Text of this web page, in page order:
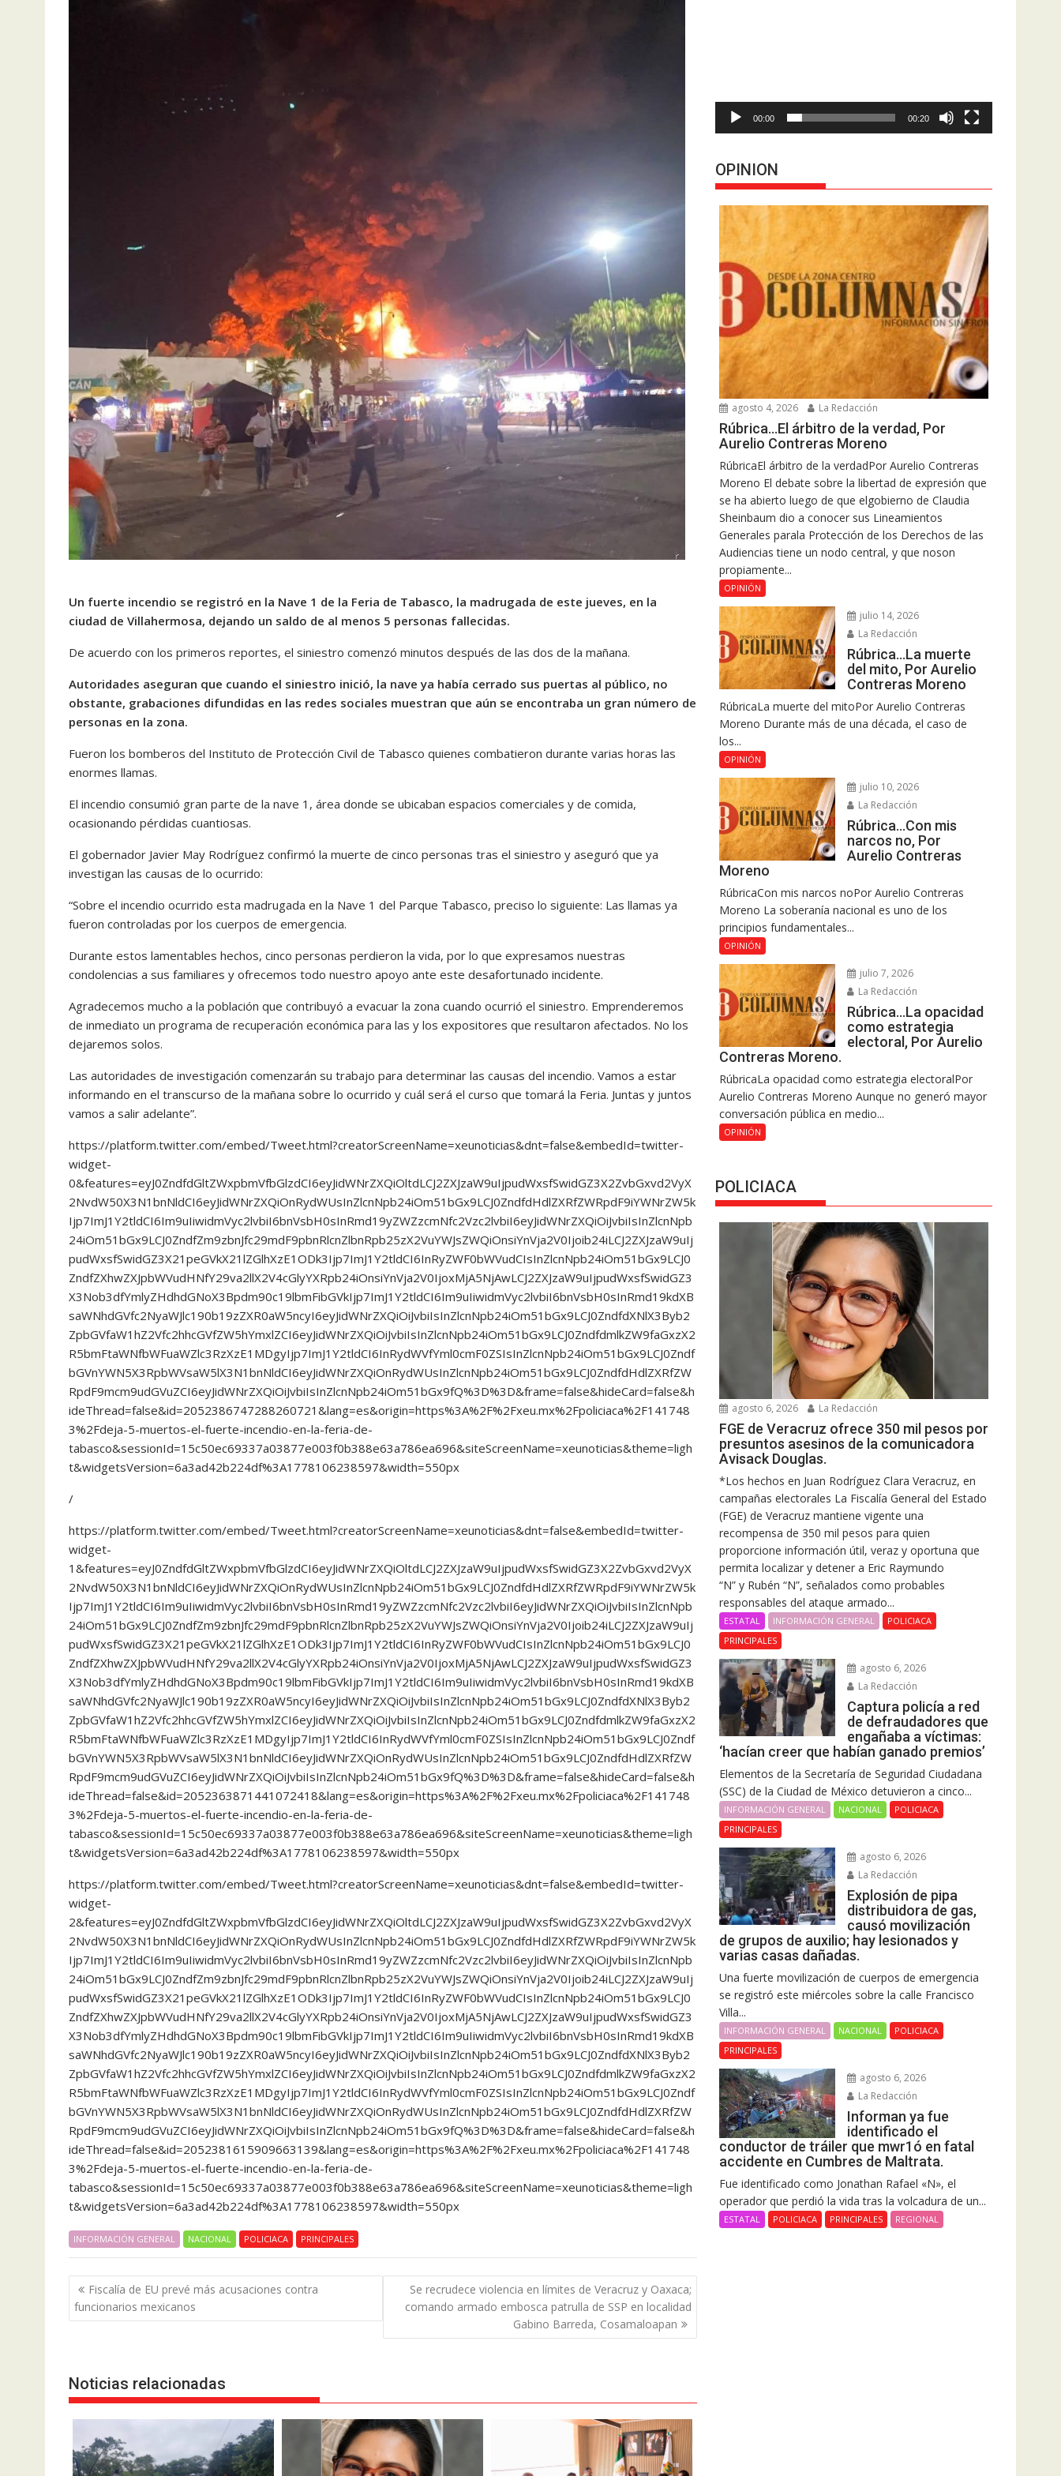
Un fuerte incendio se registró en la Nave 1 de la Feria de Tabasco, la madrugada de este jueves, en la
ciudad de Villahermosa, dejando un saldo de al menos 5 personas fallecidas.
De acuerdo con los primeros reportes, el siniestro comenzó minutos después de las dos de la mañana.
Autoridades aseguran que cuando el siniestro inició, la nave ya había cerrado sus puertas al público, no
obstante, grabaciones difundidas en las redes sociales muestran que aún se encontraba un gran número de
personas en la zona.
Fueron los bomberos del Instituto de Protección Civil de Tabasco quienes combatieron durante varias horas las
enormes llamas.
El incendio consumió gran parte de la nave 1, área donde se ubicaban espacios comerciales y de comida,
ocasionando pérdidas cuantiosas.
El gobernador Javier May Rodríguez confirmó la muerte de cinco personas tras el siniestro y aseguró que ya
investigan las causas de lo ocurrido:
“Sobre el incendio ocurrido esta madrugada en la Nave 1 del Parque Tabasco, preciso lo siguiente: Las llamas ya
fueron controladas por los cuerpos de emergencia.
Durante estos lamentables hechos, cinco personas perdieron la vida, por lo que expresamos nuestras
condolencias a sus familiares y ofrecemos todo nuestro apoyo ante este desafortunado incidente.
Agradecemos mucho a la población que contribuyó a evacuar la zona cuando ocurrió el siniestro. Emprenderemos
de inmediato un programa de recuperación económica para las y los expositores que resultaron afectados. No los
dejaremos solos.
Las autoridades de investigación comenzarán su trabajo para determinar las causas del incendio. Vamos a estar
informando en el transcurso de la mañana sobre lo ocurrido y cuál será el curso que tomará la Feria. Juntas y juntos
vamos a salir adelante”.
https://platform.twitter.com/embed/Tweet.html?creatorScreenName=xeunoticias&dnt=false&embedId=twitter-
widget-
0&features=eyJ0ZndfdGltZWxpbmVfbGlzdCI6eyJidWNrZXQiOltdLCJ2ZXJzaW9uIjpudWxsfSwidGZ3X2ZvbGxvd2VyX
2NvdW50X3N1bnNldCI6eyJidWNrZXQiOnRydWUsInZlcnNpb24iOm51bGx9LCJ0ZndfdHdlZXRfZWRpdF9iYWNrZW5k
Ijp7ImJ1Y2tldCI6Im9uIiwidmVyc2lvbiI6bnVsbH0sInRmd19yZWZzcmNfc2Vzc2lvbiI6eyJidWNrZXQiOiJvbiIsInZlcnNpb
24iOm51bGx9LCJ0ZndfZm9zbnJfc29mdF9pbnRlcnZlbnRpb25zX2VuYWJsZWQiOnsiYnVja2V0Ijoib24iLCJ2ZXJzaW9uIj
pudWxsfSwidGZ3X21peGVkX21lZGlhXzE1ODk3Ijp7ImJ1Y2tldCI6InRyZWF0bWVudCIsInZlcnNpb24iOm51bGx9LCJ0
ZndfZXhwZXJpbWVudHNfY29va2llX2V4cGlyYXRpb24iOnsiYnVja2V0IjoxMjA5NjAwLCJ2ZXJzaW9uIjpudWxsfSwidGZ3
X3Nob3dfYmlyZHdhdGNoX3Bpdm90c19lbmFibGVkIjp7ImJ1Y2tldCI6Im9uIiwidmVyc2lvbiI6bnVsbH0sInRmd19kdXB
saWNhdGVfc2NyaWJlc190b19zZXR0aW5ncyI6eyJidWNrZXQiOiJvbiIsInZlcnNpb24iOm51bGx9LCJ0ZndfdXNlX3Byb2
ZpbGVfaW1hZ2Vfc2hhcGVfZW5hYmxlZCI6eyJidWNrZXQiOiJvbiIsInZlcnNpb24iOm51bGx9LCJ0ZndfdmlkZW9faGxzX2
R5bmFtaWNfbWFuaWZlc3RzXzE1MDgyIjp7ImJ1Y2tldCI6InRydWVfYml0cmF0ZSIsInZlcnNpb24iOm51bGx9LCJ0Zndf
bGVnYWN5X3RpbWVsaW5lX3N1bnNldCI6eyJidWNrZXQiOnRydWUsInZlcnNpb24iOm51bGx9LCJ0ZndfdHdlZXRfZW
RpdF9mcm9udGVuZCI6eyJidWNrZXQiOiJvbiIsInZlcnNpb24iOm51bGx9fQ%3D%3D&frame=false&hideCard=false&h
ideThread=false&id=2052386747288260721&lang=es&origin=https%3A%2F%2Fxeu.mx%2Fpoliciaca%2F141748
3%2Fdeja-5-muertos-el-fuerte-incendio-en-la-feria-de-
tabasco&sessionId=15c50ec69337a03877e003f0b388e63a786ea696&siteScreenName=xeunoticias&theme=ligh
t&widgetsVersion=6a3ad42b224df%3A1778106238597&width=550px
/
https://platform.twitter.com/embed/Tweet.html?creatorScreenName=xeunoticias&dnt=false&embedId=twitter-
widget-
1&features=eyJ0ZndfdGltZWxpbmVfbGlzdCI6eyJidWNrZXQiOltdLCJ2ZXJzaW9uIjpudWxsfSwidGZ3X2ZvbGxvd2VyX
2NvdW50X3N1bnNldCI6eyJidWNrZXQiOnRydWUsInZlcnNpb24iOm51bGx9LCJ0ZndfdHdlZXRfZWRpdF9iYWNrZW5k
Ijp7ImJ1Y2tldCI6Im9uIiwidmVyc2lvbiI6bnVsbH0sInRmd19yZWZzcmNfc2Vzc2lvbiI6eyJidWNrZXQiOiJvbiIsInZlcnNpb
24iOm51bGx9LCJ0ZndfZm9zbnJfc29mdF9pbnRlcnZlbnRpb25zX2VuYWJsZWQiOnsiYnVja2V0Ijoib24iLCJ2ZXJzaW9uIj
pudWxsfSwidGZ3X21peGVkX21lZGlhXzE1ODk3Ijp7ImJ1Y2tldCI6InRyZWF0bWVudCIsInZlcnNpb24iOm51bGx9LCJ0
ZndfZXhwZXJpbWVudHNfY29va2llX2V4cGlyYXRpb24iOnsiYnVja2V0IjoxMjA5NjAwLCJ2ZXJzaW9uIjpudWxsfSwidGZ3
X3Nob3dfYmlyZHdhdGNoX3Bpdm90c19lbmFibGVkIjp7ImJ1Y2tldCI6Im9uIiwidmVyc2lvbiI6bnVsbH0sInRmd19kdXB
saWNhdGVfc2NyaWJlc190b19zZXR0aW5ncyI6eyJidWNrZXQiOiJvbiIsInZlcnNpb24iOm51bGx9LCJ0ZndfdXNlX3Byb2
ZpbGVfaW1hZ2Vfc2hhcGVfZW5hYmxlZCI6eyJidWNrZXQiOiJvbiIsInZlcnNpb24iOm51bGx9LCJ0ZndfdmlkZW9faGxzX2
R5bmFtaWNfbWFuaWZlc3RzXzE1MDgyIjp7ImJ1Y2tldCI6InRydWVfYml0cmF0ZSIsInZlcnNpb24iOm51bGx9LCJ0Zndf
bGVnYWN5X3RpbWVsaW5lX3N1bnNldCI6eyJidWNrZXQiOnRydWUsInZlcnNpb24iOm51bGx9LCJ0ZndfdHdlZXRfZW
RpdF9mcm9udGVuZCI6eyJidWNrZXQiOiJvbiIsInZlcnNpb24iOm51bGx9fQ%3D%3D&frame=false&hideCard=false&h
ideThread=false&id=2052363871441072418&lang=es&origin=https%3A%2F%2Fxeu.mx%2Fpoliciaca%2F141748
3%2Fdeja-5-muertos-el-fuerte-incendio-en-la-feria-de-
tabasco&sessionId=15c50ec69337a03877e003f0b388e63a786ea696&siteScreenName=xeunoticias&theme=ligh
t&widgetsVersion=6a3ad42b224df%3A1778106238597&width=550px
https://platform.twitter.com/embed/Tweet.html?creatorScreenName=xeunoticias&dnt=false&embedId=twitter-
widget-
2&features=eyJ0ZndfdGltZWxpbmVfbGlzdCI6eyJidWNrZXQiOltdLCJ2ZXJzaW9uIjpudWxsfSwidGZ3X2ZvbGxvd2VyX
2NvdW50X3N1bnNldCI6eyJidWNrZXQiOnRydWUsInZlcnNpb24iOm51bGx9LCJ0ZndfdHdlZXRfZWRpdF9iYWNrZW5k
Ijp7ImJ1Y2tldCI6Im9uIiwidmVyc2lvbiI6bnVsbH0sInRmd19yZWZzcmNfc2Vzc2lvbiI6eyJidWNrZXQiOiJvbiIsInZlcnNpb
24iOm51bGx9LCJ0ZndfZm9zbnJfc29mdF9pbnRlcnZlbnRpb25zX2VuYWJsZWQiOnsiYnVja2V0Ijoib24iLCJ2ZXJzaW9uIj
pudWxsfSwidGZ3X21peGVkX21lZGlhXzE1ODk3Ijp7ImJ1Y2tldCI6InRyZWF0bWVudCIsInZlcnNpb24iOm51bGx9LCJ0
ZndfZXhwZXJpbWVudHNfY29va2llX2V4cGlyYXRpb24iOnsiYnVja2V0IjoxMjA5NjAwLCJ2ZXJzaW9uIjpudWxsfSwidGZ3
X3Nob3dfYmlyZHdhdGNoX3Bpdm90c19lbmFibGVkIjp7ImJ1Y2tldCI6Im9uIiwidmVyc2lvbiI6bnVsbH0sInRmd19kdXB
saWNhdGVfc2NyaWJlc190b19zZXR0aW5ncyI6eyJidWNrZXQiOiJvbiIsInZlcnNpb24iOm51bGx9LCJ0ZndfdXNlX3Byb2
ZpbGVfaW1hZ2Vfc2hhcGVfZW5hYmxlZCI6eyJidWNrZXQiOiJvbiIsInZlcnNpb24iOm51bGx9LCJ0ZndfdmlkZW9faGxzX2
R5bmFtaWNfbWFuaWZlc3RzXzE1MDgyIjp7ImJ1Y2tldCI6InRydWVfYml0cmF0ZSIsInZlcnNpb24iOm51bGx9LCJ0Zndf
bGVnYWN5X3RpbWVsaW5lX3N1bnNldCI6eyJidWNrZXQiOnRydWUsInZlcnNpb24iOm51bGx9LCJ0ZndfdHdlZXRfZW
RpdF9mcm9udGVuZCI6eyJidWNrZXQiOiJvbiIsInZlcnNpb24iOm51bGx9fQ%3D%3D&frame=false&hideCard=false&h
ideThread=false&id=2052381615909663139&lang=es&origin=https%3A%2F%2Fxeu.mx%2Fpoliciaca%2F141748
3%2Fdeja-5-muertos-el-fuerte-incendio-en-la-feria-de-
tabasco&sessionId=15c50ec69337a03877e003f0b388e63a786ea696&siteScreenName=xeunoticias&theme=ligh
t&widgetsVersion=6a3ad42b224df%3A1778106238597&width=550px
INFORMACIÓN GENERAL NACIONAL POLICIACA PRINCIPALES
Navegación
de
entradas
Fiscalía de EU prevé más acusaciones contra
funcionarios mexicanos
Se recrudece violencia en límites de Veracruz y Oaxaca;
comando armado embosca patrulla de SSP en localidad
Gabino Barreda, Cosamaloapan
Noticias relacionadas
00:00 00:20
OPINION
agosto 4, 2026 La Redacción
Rúbrica…El árbitro de la verdad, Por
Aurelio Contreras Moreno
RúbricaEl árbitro de la verdadPor Aurelio Contreras
Moreno El debate sobre la libertad de expresión que
se ha abierto luego de que elgobierno de Claudia
Sheinbaum dio a conocer sus Lineamientos
Generales parala Protección de los Derechos de las
Audiencias tiene un nodo central, y que noson
propiamente...
OPINIÓN
julio 14, 2026
La Redacción
Rúbrica…La muerte
del mito, Por Aurelio
Contreras Moreno
RúbricaLa muerte del mitoPor Aurelio Contreras
Moreno Durante más de una década, el caso de
los...
OPINIÓN
julio 10, 2026
La Redacción
Rúbrica…Con mis
narcos no, Por
Aurelio Contreras
Moreno
RúbricaCon mis narcos noPor Aurelio Contreras
Moreno La soberanía nacional es uno de los
principios fundamentales...
OPINIÓN
julio 7, 2026
La Redacción
Rúbrica…La opacidad
como estrategia
electoral, Por Aurelio
Contreras Moreno.
RúbricaLa opacidad como estrategia electoralPor
Aurelio Contreras Moreno Aunque no generó mayor
conversación pública en medio...
OPINIÓN
POLICIACA
agosto 6, 2026 La Redacción
FGE de Veracruz ofrece 350 mil pesos por
presuntos asesinos de la comunicadora
Avisack Douglas.
*Los hechos en Juan Rodríguez Clara Veracruz, en
campañas electorales La Fiscalía General del Estado
(FGE) de Veracruz mantiene vigente una
recompensa de 350 mil pesos para quien
proporcione información útil, veraz y oportuna que
permita localizar y detener a Eric Raymundo
“N” y Rubén “N”, señalados como probables
responsables del ataque armado...
ESTATAL INFORMACIÓN GENERAL
POLICIACA
PRINCIPALES
agosto 6, 2026
La Redacción
Captura policía a red
de defraudadores que
engañaba a víctimas:
‘hacían creer que habían ganado premios’
Elementos de la Secretaría de Seguridad Ciudadana
(SSC) de la Ciudad de México detuvieron a cinco...
INFORMACIÓN GENERAL NACIONAL
POLICIACA
PRINCIPALES
agosto 6, 2026
La Redacción
Explosión de pipa
distribuidora de gas,
causó movilización
de grupos de auxilio; hay lesionados y
varias casas dañadas.
Una fuerte movilización de cuerpos de emergencia
se registró este miércoles sobre la calle Francisco
Villa...
INFORMACIÓN GENERAL NACIONAL
POLICIACA
PRINCIPALES
agosto 6, 2026
La Redacción
Informan ya fue
identificado el
conductor de tráiler que mwr1ó en fatal
accidente en Cumbres de Maltrata.
Fue identificado como Jonathan Rafael «N», el
operador que perdió la vida tras la volcadura de un...
ESTATAL POLICIACA PRINCIPALES REGIONAL